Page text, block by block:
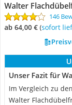
Walter
146
ab 64,00 € ( Sofort
Unser Fazit für
Im Vergleich zu
Walter